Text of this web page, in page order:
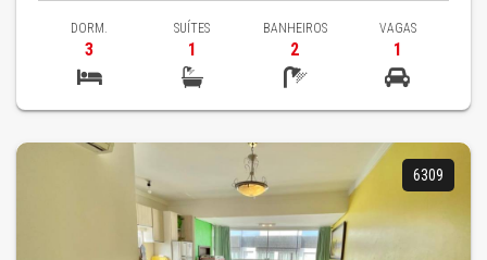
DORM.
3
SUÍTES
1
BANHEIROS
2
VAGAS
1
6309